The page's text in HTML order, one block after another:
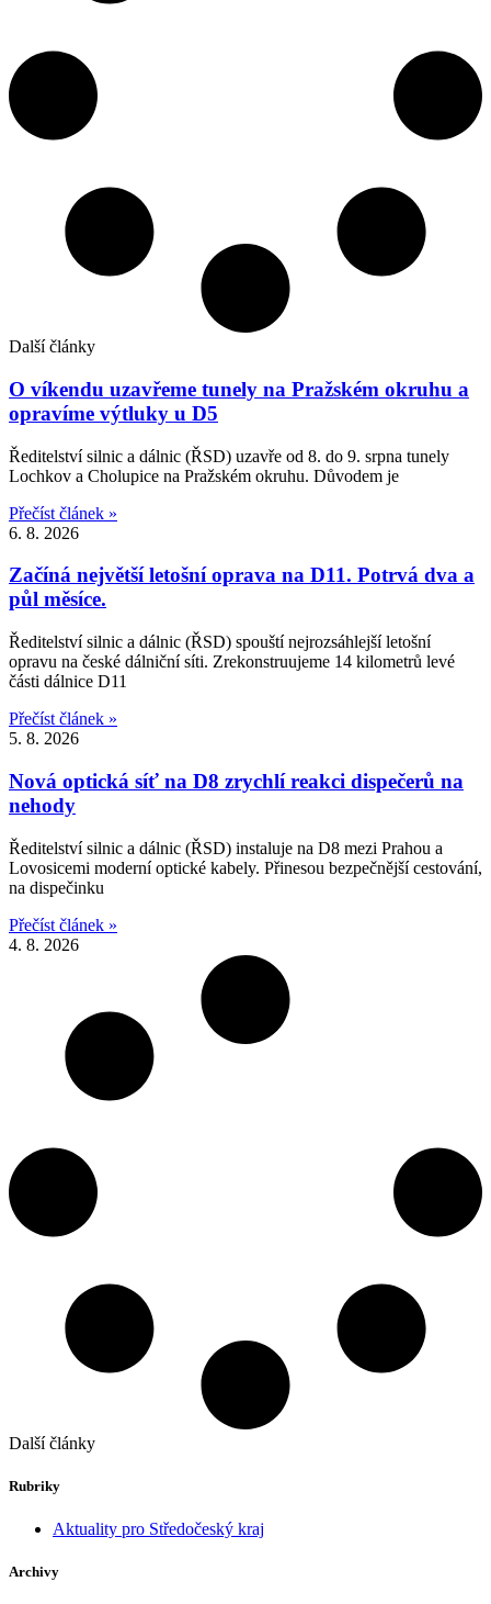
Další články
O víkendu uzavřeme tunely na Pražském okruhu a
opravíme výtluky u D5
Ředitelství silnic a dálnic (ŘSD) uzavře od 8. do 9. srpna tunely
Lochkov a Cholupice na Pražském okruhu. Důvodem je
Přečíst článek »
6. 8. 2026
Začíná největší letošní oprava na D11. Potrvá dva a
půl měsíce.
Ředitelství silnic a dálnic (ŘSD) spouští nejrozsáhlejší letošní
opravu na české dálniční síti. Zrekonstruujeme 14 kilometrů levé
části dálnice D11
Přečíst článek »
5. 8. 2026
Nová optická síť na D8 zrychlí reakci dispečerů na
nehody
Ředitelství silnic a dálnic (ŘSD) instaluje na D8 mezi Prahou a
Lovosicemi moderní optické kabely. Přinesou bezpečnější cestování,
na dispečinku
Přečíst článek »
4. 8. 2026
Další články
Rubriky
Aktuality pro Středočeský kraj
Archivy